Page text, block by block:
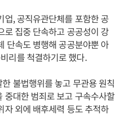
업, 공직유관단체를 포함한 공
로 집중 단속하고 공공성이 강
단속도 병행해 공공분야뿐 아
리를 척결하기로 했다.
불법행위를 놓고 무관용 원칙
중대한 범죄로 보고 구속수사할
자 외에 배후세력 등도 추적하